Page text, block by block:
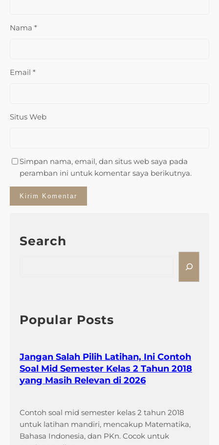
Nama *
Email *
Situs Web
Simpan nama, email, dan situs web saya pada
peramban ini untuk komentar saya berikutnya.
Search
h
Popular Posts
Jangan Salah Pilih Latihan, Ini Contoh
Soal Mid Semester Kelas 2 Tahun 2018
yang Masih Relevan di 2026
Contoh soal mid semester kelas 2 tahun 2018
untuk latihan mandiri, mencakup Matematika,
Bahasa Indonesia, dan PKn. Cocok untuk